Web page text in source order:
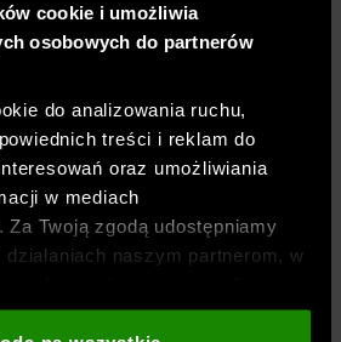
cookie i umożliwia
osobowych do partnerów
do analizowania ruchu,
treści i reklam do
oraz umożliwiania
w mediach
Za Twoją zgodą udostępniamy
naszym partnerom, w
i analityką internetową. Nasi
: bawełna
: rozcięcia po bokach
elastan